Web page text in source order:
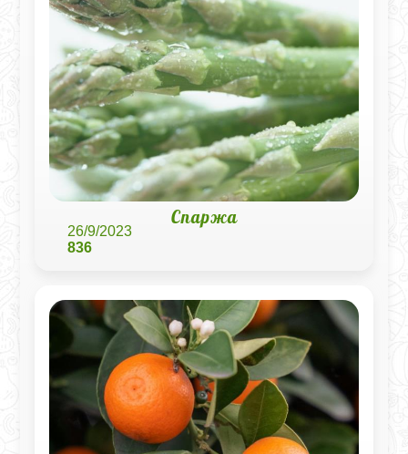
Спаржа
26/9/2023
836